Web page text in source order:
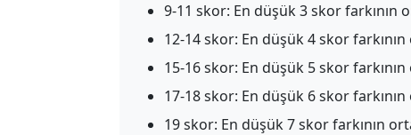
9-11 skor: En düşük 3 skor farkının
12-14 skor: En düşük 4 skor farkının
15-16 skor: En düşük 5 skor farkının
17-18 skor: En düşük 6 skor farkının
19 skor: En düşük 7 skor farkının